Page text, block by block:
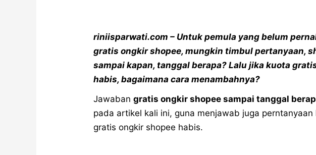
riniisparwati.com – Untuk pemula yang belum
gratis ongkir shopee, mungkin timbul pertanyaan,
sampai kapan, tanggal berapa? Lalu jika kuota
habis, bagaimana cara menambahnya?
Jawabangratis ongkir shopee sampai tanggal
pada artikel kali ini, guna menjawab juga perntanyaan
gratis ongkir shopee habis.